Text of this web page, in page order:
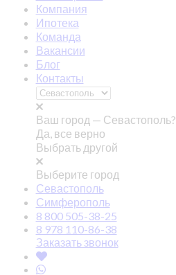
Компания
Ипотека
Команда
Вакансии
Блог
Контакты
Ваш город — Севастополь?
Да, все верно
Выбрать другой
Выберите город
Севастополь
Симферополь
8 800 505-38-25
8 978 110-86-38
Заказать звонок